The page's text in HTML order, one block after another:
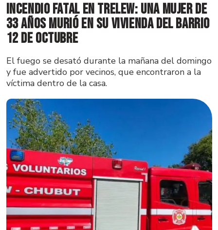
Incendio fatal en Trelew: una mujer de
33 años murió en su vivienda del barrio
12 de Octubre
El fuego se desató durante la mañana del domingo
y fue advertido por vecinos, que encontraron a la
víctima dentro de la casa.